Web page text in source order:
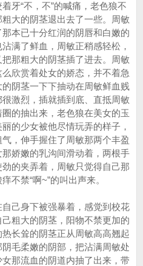
牙“不，不”的喊痛，老色狼不
大的阴茎退出去了一些。周敏
本已十分红润的阴唇和白嫩的
满了鲜血，周敏正稍感轻松，
那粗大的阴茎插了进去。周敏
欣赏着处女的娇态，并不着急
阴茎一下下抽动在周敏鲜血贱
激烈，插就插到底、直抵周敏
的抽出来，老色狼在美女的玉
的少女被他尽情玩弄的样子，
，伸手握住了周敏那两个丰盈
娇嫩的乳沟间滑动着，两根手
的夹弄着，周敏只觉得自己那
不禁“啊~”的叫出声来。
己身下被强暴着，感觉到校花
粗大的阴茎，阳物不禁更加的
长耸的阴茎正从周敏高高翘起
毛柔嫩的阴部，把沾满周敏处
那流血的阴道内抽了出来，带